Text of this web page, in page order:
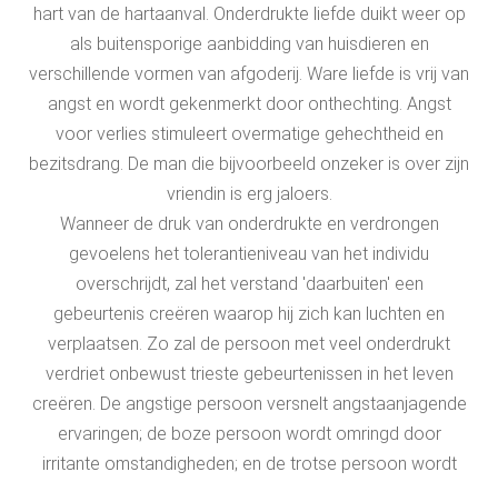
hart van de hartaanval. Onderdrukte liefde duikt weer op
als buitensporige aanbidding van huisdieren en
verschillende vormen van afgoderij. Ware liefde is vrij van
angst en wordt gekenmerkt door onthechting. Angst
voor verlies stimuleert overmatige gehechtheid en
bezitsdrang. De man die bijvoorbeeld onzeker is over zijn
vriendin is erg jaloers.
Wanneer de druk van onderdrukte en verdrongen
gevoelens het tolerantieniveau van het individu
overschrijdt, zal het verstand 'daarbuiten' een
gebeurtenis creëren waarop hij zich kan luchten en
verplaatsen. Zo zal de persoon met veel onderdrukt
verdriet onbewust trieste gebeurtenissen in het leven
creëren. De angstige persoon versnelt angstaanjagende
ervaringen; de boze persoon wordt omringd door
irritante omstandigheden; en de trotse persoon wordt